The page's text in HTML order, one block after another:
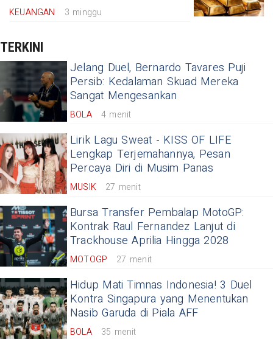
KEUANGAN 3 minggu
TERKINI
Jelang Duel, Bernardo Tavares Puji
Persib: Kedalaman Skuad Mereka
Sangat Mengesankan
BOLA 4 menit
Lirik Lagu Sweat - KISS OF LIFE
Lengkap Terjemahannya, Pesan
Percaya Diri di Musim Panas
MUSIK 27 menit
Bursa Transfer Pembalap MotoGP:
Kontrak Raul Fernandez Lanjut di
Trackhouse Aprilia Hingga 2028
MOTOGP 27 menit
Hidup Mati Timnas Indonesia! 3 Duel
Kontra Singapura yang Menentukan
Nasib Garuda di Piala AFF
BOLA 35 menit